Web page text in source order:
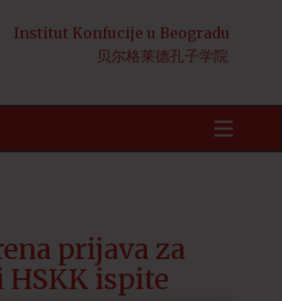
Institut Konfucije u Beogradu
贝尔格莱德孔子学院
prijava za
HSKK ispite